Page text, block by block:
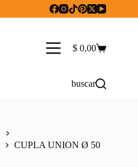
Carro
$ 0,00
buscar
CUPLA UNION Ø 50